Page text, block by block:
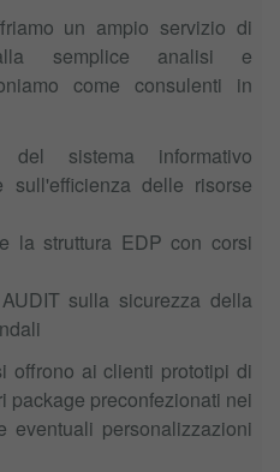
un ampio servizio di
semplice analisi e
come consulenti in
del sistema informativo
sull'efficienza delle risorse
la struttura EDP con corsi
sulla sicurezza della
offrono ai clienti prototipi di
package preconfezionati nei
eventuali personalizzazioni